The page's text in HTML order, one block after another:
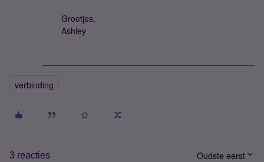
Groetjes,
Ashley
verbinding
3 reacties Oudste eerst